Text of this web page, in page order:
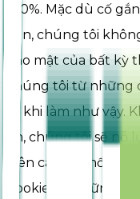
100%. Mặc dù cố
bạn, chúng tôi
bảo mật của bất kỳ
chúng tôi từ những
ro khi làm như vậy.
tin, chúng tôi sẽ nỗ
trên các hệ thống
Cookies là những